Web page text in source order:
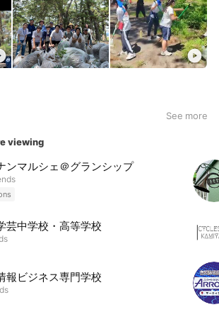
See more
viewing
ンマルシェ＠グランシップ
芸中学校・高等学校
報ビジネス専門学校